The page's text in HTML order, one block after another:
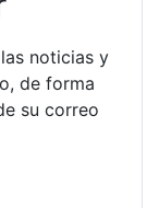
noticias y
de forma
su correo